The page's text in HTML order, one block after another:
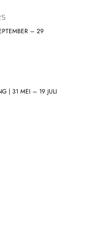
– 29
| 31 MEI – 19 JULI